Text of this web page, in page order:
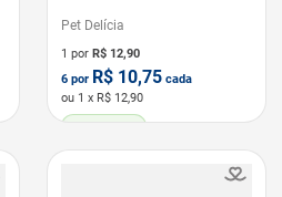
Pet Delícia
1 por R$ 12,90
6 por R$ 10,75 cada
ou 1 x R$ 12,90